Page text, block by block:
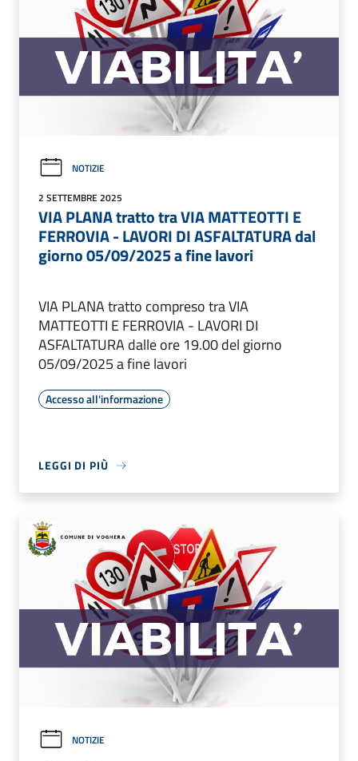
NOTIZIE
2 SETTEMBRE 2025
VIA PLANA tratto tra VIA MATTEOTTI E
FERROVIA - LAVORI DI ASFALTATURA dal
giorno 05/09/2025 a fine lavori
VIA PLANA tratto compreso tra VIA
MATTEOTTI E FERROVIA - LAVORI DI
ASFALTATURA dalle ore 19.00 del giorno
05/09/2025 a fine lavori
Accesso all'informazione
LEGGI DI PIÙ
NOTIZIE